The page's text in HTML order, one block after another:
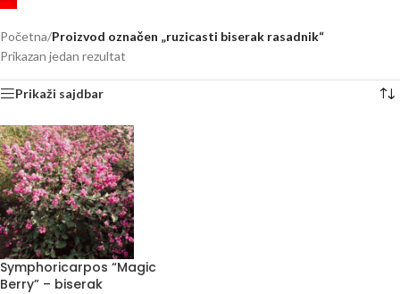
Početna/Proizvod označen „ruzicasti biserak rasadnik“
Prikazan jedan rezultat
Prikaži sajdbar
Symphoricarpos “Magic
Berry” – biserak